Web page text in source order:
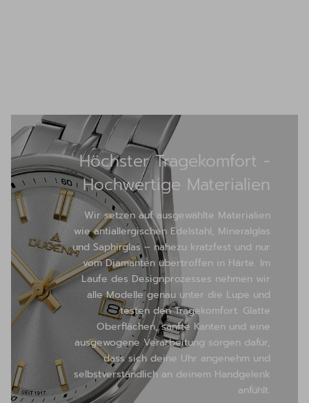
Höchster Tragekomfort -
Hochwertige Materialien
Wir setzen auf ausgewählte Materialien
wie antiallergischen Edelstahl, Mineralglas
und Saphirglas – nahezu kratzfest und nur
vom Diamanten übertroffen in Härte. Im
Laufe des Designprozesses nehmen wir
alle Modelle genau unter die Lupe und
testen den Tragekomfort. Glatte
Oberflächen, sanfte Kanten und eine
ausgewogene Verarbeitung sorgen dafür,
dass sich deine Uhr angenehm und
selbstverständlich an deinem Handgelenk
anfühlt.